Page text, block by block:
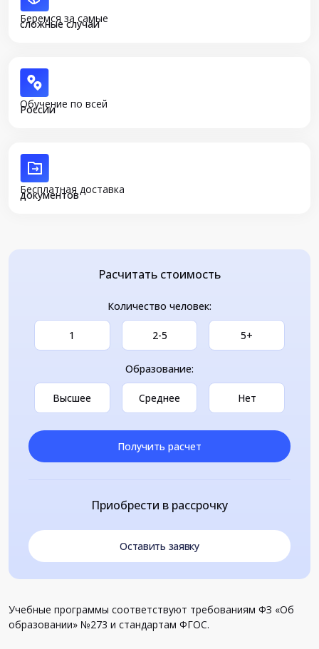
Беремся за самые
сложные случаи
Обучение по всей
России
Бесплатная доставка
документов
Расчитать стоимость
Количество человек:
1 2-5 5+
Образование:
Высшее Среднее Нет
Получить расчет
Приобрести в рассрочку
Оставить заявку
Учебные программы соответствуют требованиям ФЗ «Об
образовании» №273 и стандартам ФГОС.